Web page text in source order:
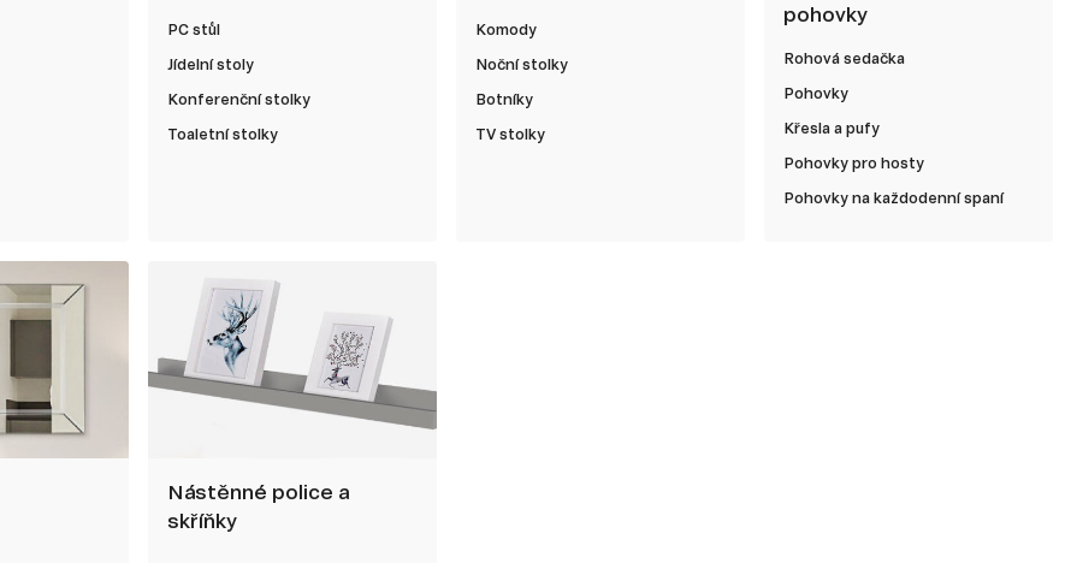
PC stůl
Jídelní stoly
Konferenční stolky
Toaletní stolky
Komody
Noční stolky
Botníky
TV stolky
pohovky
Rohová sedačka
Pohovky
Křesla a pufy
Pohovky pro hosty
Pohovky na každodenní spaní
Nástěnné police a
skříňky